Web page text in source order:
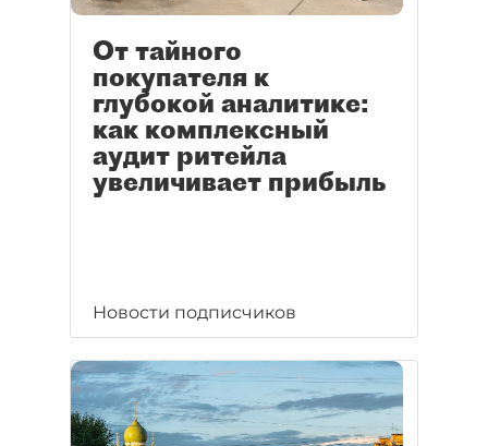
От тайного
покупателя к
глубокой аналитике:
как комплексный
аудит ритейла
увеличивает прибыль
Новости подписчиков